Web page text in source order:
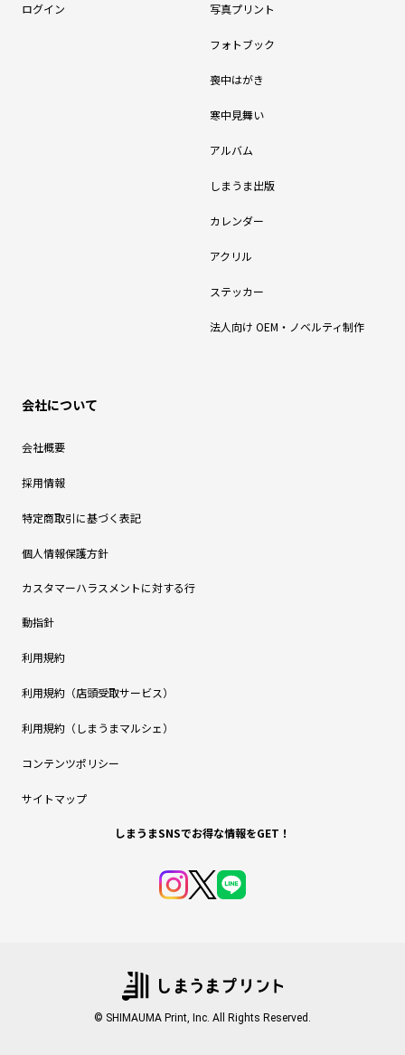
ログイン 写真プリント
フォトブック
喪中はがき
寒中見舞い
アルバム
しまうま出版
カレンダー
アクリル
ステッカー
法人向け OEM・ノベルティ制作
会社について
会社概要
採用情報
特定商取引に基づく表記
個人情報保護方針
カスタマーハラスメントに対する行
動指針
利用規約
利用規約（店頭受取サービス）
利用規約（しまうまマルシェ）
コンテンツポリシー
サイトマップ
しまうまSNSでお得な情報をGET！
© SHIMAUMA Print, Inc. All Rights Reserved.